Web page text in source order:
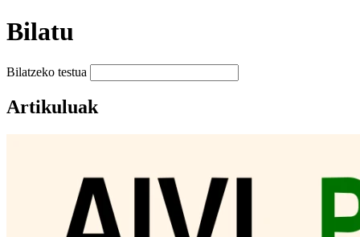
Bilatu
Bilatzeko testua
Artikuluak